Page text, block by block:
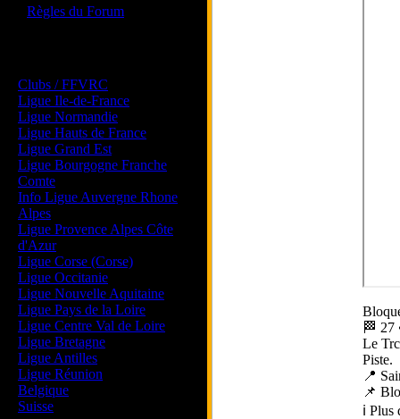
Règles du Forum
Clubs / FFVRC
Ligue Ile-de-France
Ligue Normandie
Ligue Hauts de France
Ligue Grand Est
Ligue Bourgogne Franche
Comte
Info Ligue Auvergne Rhone
Alpes
Ligue Provence Alpes Côte
d'Azur
Ligue Corse (Corse)
Ligue Occitanie
Ligue Nouvelle Aquitaine
Ligue Pays de la Loire
Ligue Centre Val de Loire
Ligue Bretagne
Ligue Antilles
Ligue Réunion
Belgique
Suisse
🏁 27
Le
Piste.
📍
📌
ℹ️ Plus